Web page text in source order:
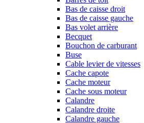
Bas de caisse droit
Bas de caisse gauche
Bas volet arrière
Becquet
Bouchon de carburant
Buse
Cable levier de vitesses
Cache capote
Cache moteur
Cache sous moteur
Calandre
Calandre droite
Calandre gauche